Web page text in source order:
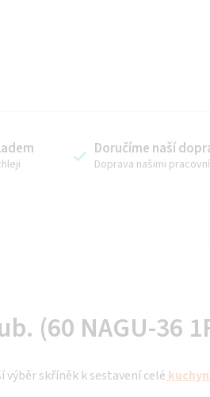
Doručíme naší
Doprava našimi
(60 NAGU-36
výběr skříněk k sestavení celé